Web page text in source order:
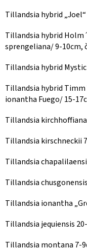
Tillandsia hybrid
Tillandsia hybrid
sprengeliana/ 9-10cm,
Tillandsia hybrid
Tillandsia hybrid
ionantha Fuego/ 15-
Tillandsia
Tillandsia kirschneckii
Tillandsia
Tillandsia
Tillandsia ionantha
Tillandsia jequiensis
Tillandsia montana 7-